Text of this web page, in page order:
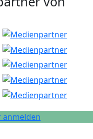
anmelden